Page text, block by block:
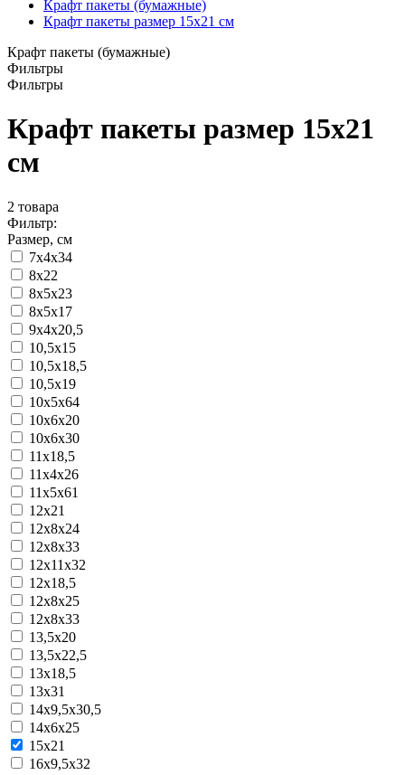
Крафт пакеты (бумажные)
Крафт пакеты размер 15x21 см
Крафт пакеты (бумажные)
Фильтры
Фильтры
Крафт пакеты размер 15x21
см
2 товара
Фильтр:
Размер, см
7х4х34
8x22
8x5x23
8х5х17
9х4х20,5
10,5х15
10,5х18,5
10,5х19
10х5х64
10х6х20
10х6х30
11х18,5
11х4х26
11х5х61
12x21
12x8x24
12x8x33
12х11х32
12х18,5
12х8х25
12х8х33
13,5х20
13,5х22,5
13х18,5
13х31
14x9,5x30,5
14х6х25
15x21
16x9,5x32